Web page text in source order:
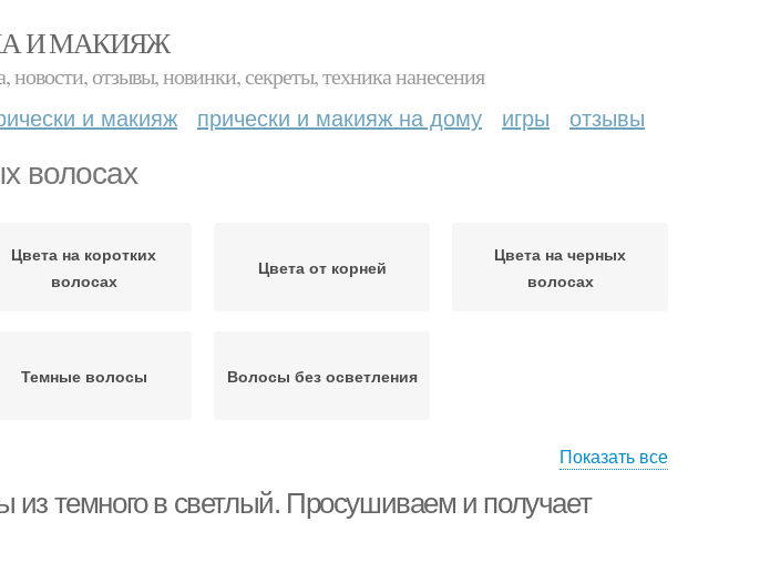
И МАКИЯЖ
отзывы, новинки, секреты, техника нанесения
и макияж прически и макияж на дому игры отзывы
волосах
Цвета на коротких
волосах
Цвета от корней
Цвета на черных
волосах
Темные волосы Волосы без осветления
Показать все
из темного в светлый. Просушиваем и получает